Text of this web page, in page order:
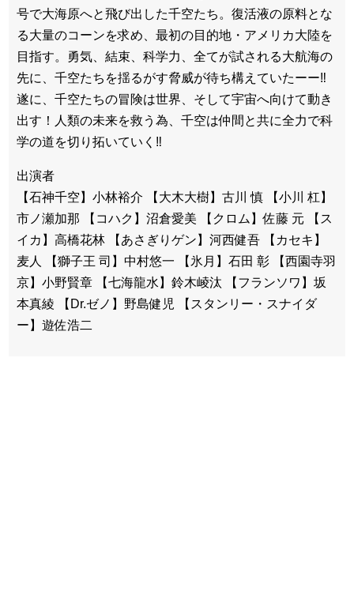
号で大海原へと飛び出した千空たち。復活液の原料とな
る大量のコーンを求め、最初の目的地・アメリカ大陸を
目指す。勇気、結束、科学力、全てが試される大航海の
先に、千空たちを揺るがす脅威が待ち構えていたーー‼
遂に、千空たちの冒険は世界、そして宇宙へ向けて動き
出す！人類の未来を救う為、千空は仲間と共に全力で科
学の道を切り拓いていく‼
出演者
【石神千空】小林裕介 【大木大樹】古川 慎 【小川 杠】
市ノ瀬加那 【コハク】沼倉愛美 【クロム】佐藤 元 【ス
イカ】高橋花林 【あさぎりゲン】河西健吾 【カセキ】
麦人 【獅子王 司】中村悠一 【氷月】石田 彰 【西園寺羽
京】小野賢章 【七海龍水】鈴木崚汰 【フランソワ】坂
本真綾 【Dr.ゼノ】野島健児 【スタンリー・スナイダ
ー】遊佐浩二